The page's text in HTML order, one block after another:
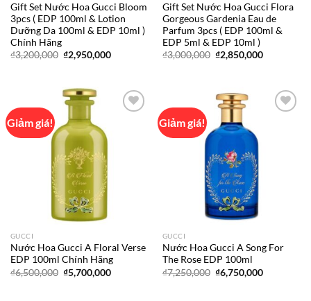
Gift Set Nước Hoa Gucci Bloom
3pcs ( EDP 100ml & Lotion
Dưỡng Da 100ml & EDP 10ml )
Chính Hãng
₫3,200,000 Giá
gốc
₫2,950,000Giá
₫2,950,000.
Gift Set Nước Hoa Gucci Flora
Gorgeous Gardenia Eau de
Parfum 3pcs ( EDP 100ml &
EDP 5ml & EDP 10ml )
₫3,000,000 Giá
gốc
₫2,850,000Giá
Giảm giá!
GUCCI
Nước Hoa Gucci A Floral Verse
EDP 100ml Chính Hãng
₫6,500,000 Giá
gốc
₫5,700,000Giá
Giảm giá!
GUCCI
Nước Hoa Gucci A Song For
The Rose EDP 100ml
₫7,250,000 Giá
gốc
₫6,750,000Giá